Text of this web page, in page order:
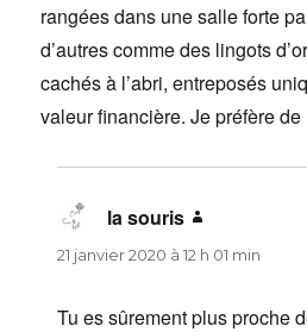
rangées dans une salle forte
d’autres comme des lingots
cachés à l’abri, entreposés
valeur financière. Je préfère
la souris
21 janvier 2020 à 12 h 01 min
Tu es sûrement plus proche